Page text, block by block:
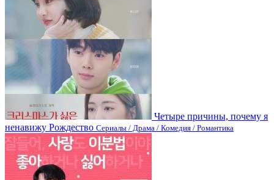
Четыре причины, почему я
ненавижу Рождество Сериалы / Драма / Комедия / Романтика